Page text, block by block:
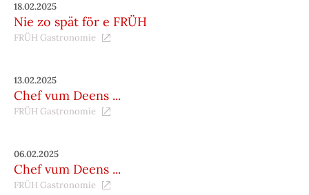
18.02.2025
Nie zo spät för e FRÜH
FRÜH Gastronomie
13.02.2025
Chef vum Deens ...
FRÜH Gastronomie
06.02.2025
Chef vum Deens ...
FRÜH Gastronomie